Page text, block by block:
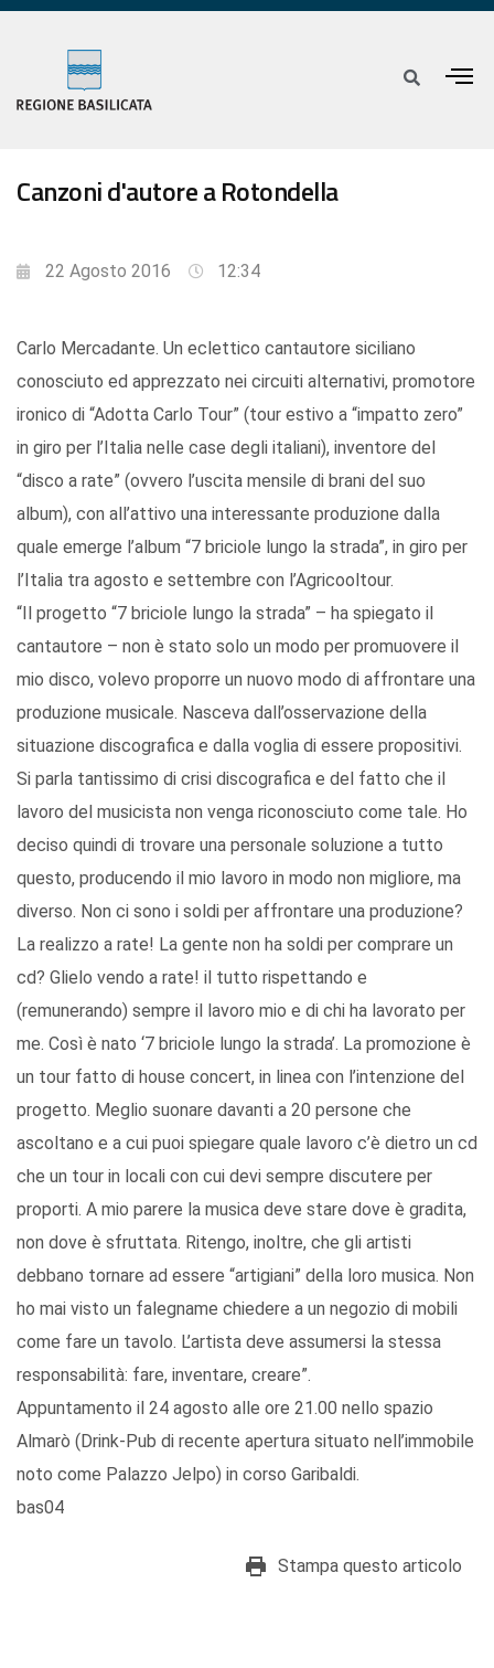
Canzoni d'autore a Rotondella
22 Agosto 2016 12:34
Carlo Mercadante. Un eclettico cantautore siciliano
conosciuto ed apprezzato nei circuiti alternativi, promotore
ironico di “Adotta Carlo Tour” (tour estivo a “impatto zero”
in giro per l’Italia nelle case degli italiani), inventore del
“disco a rate” (ovvero l’uscita mensile di brani del suo
album), con all’attivo una interessante produzione dalla
quale emerge l’album “7 briciole lungo la strada”, in giro per
l’Italia tra agosto e settembre con l’Agricooltour.
“Il progetto “7 briciole lungo la strada” – ha spiegato il
cantautore – non è stato solo un modo per promuovere il
mio disco, volevo proporre un nuovo modo di affrontare una
produzione musicale. Nasceva dall’osservazione della
situazione discografica e dalla voglia di essere propositivi.
Si parla tantissimo di crisi discografica e del fatto che il
lavoro del musicista non venga riconosciuto come tale. Ho
deciso quindi di trovare una personale soluzione a tutto
questo, producendo il mio lavoro in modo non migliore, ma
diverso. Non ci sono i soldi per affrontare una produzione?
La realizzo a rate! La gente non ha soldi per comprare un
cd? Glielo vendo a rate! il tutto rispettando e
(remunerando) sempre il lavoro mio e di chi ha lavorato per
me. Così è nato ‘7 briciole lungo la strada’. La promozione è
un tour fatto di house concert, in linea con l’intenzione del
progetto. Meglio suonare davanti a 20 persone che
ascoltano e a cui puoi spiegare quale lavoro c’è dietro un cd
che un tour in locali con cui devi sempre discutere per
proporti. A mio parere la musica deve stare dove è gradita,
non dove è sfruttata. Ritengo, inoltre, che gli artisti
debbano tornare ad essere “artigiani” della loro musica. Non
ho mai visto un falegname chiedere a un negozio di mobili
come fare un tavolo. L’artista deve assumersi la stessa
responsabilità: fare, inventare, creare”.
Appuntamento il 24 agosto alle ore 21.00 nello spazio
Almarò (Drink-Pub di recente apertura situato nell’immobile
noto come Palazzo Jelpo) in corso Garibaldi.
bas04
Stampa questo articolo